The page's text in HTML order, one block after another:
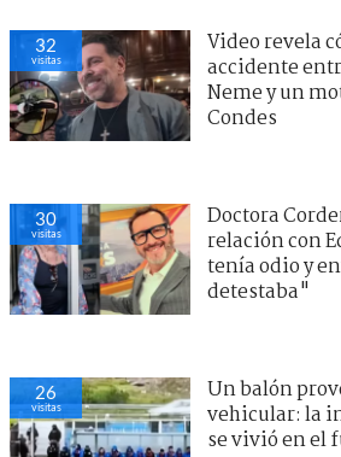
32
visitas
Video revela
accidente
Neme y un
Condes
30
visitas
Doctora
relación con
tenía odio y
detestaba"
26
visitas
Un balón
vehicular: la
se vivió en el